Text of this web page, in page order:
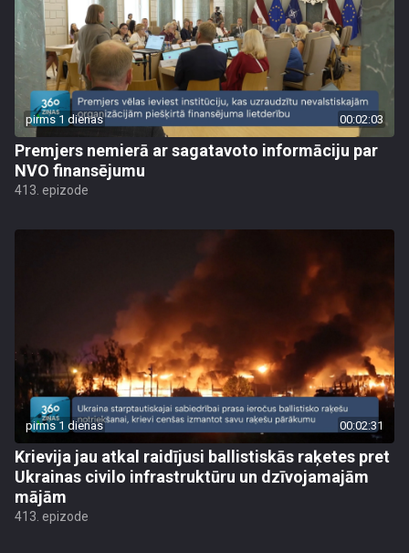
pirms 1 dienas 00:02:03
Premjers nemierā ar sagatavoto informāciju par
NVO finansējumu
413. epizode
pirms 1 dienas 00:02:31
Krievija jau atkal raidījusi ballistiskās raķetes pret
Ukrainas civilo infrastruktūru un dzīvojamajām
mājām
413. epizode